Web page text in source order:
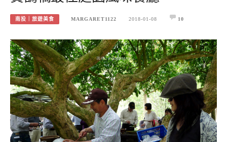
南投｜旅遊美食 MARGARET1122 2018-01-08 10